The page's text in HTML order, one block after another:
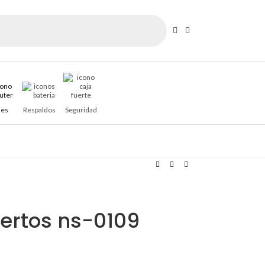
Respaldos Seguridad
ns-0109